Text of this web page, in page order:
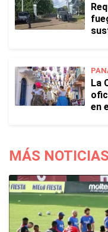
La
en
MÁS NOTICIAS